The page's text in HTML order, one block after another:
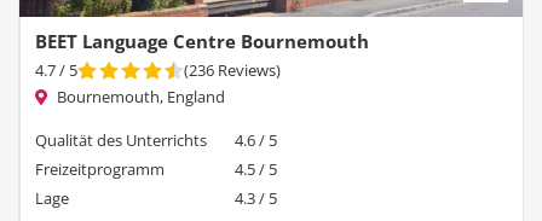
BEET Language Centre Bournemouth
4.7/ 5 (236 Reviews)
Bournemouth, England
Qualität des Unterrichts
4.6 / 5
Freizeitprogramm
4.5 / 5
Lage
4.3 / 5